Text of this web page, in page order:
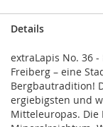
Details
extraLapis No. 36 -
Freiberg – eine
Bergbautradition!
ergiebigsten und
Mitteleuropas.